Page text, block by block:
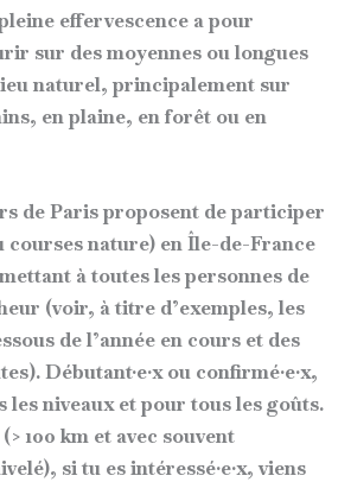
effervescence a pour
sur des moyennes ou longues
naturel, principalement sur
en plaine, en forêt ou en
de Paris proposent de participer
courses nature) en Île-de-France
à toutes les personnes de
(voir, à titre d’exemples, les
de l’année en cours et des
Débutant·e·x ou confirmé·e·x,
les niveaux et pour tous les goûts.
100 km et avec souvent
si tu es intéressé·e·x, viens